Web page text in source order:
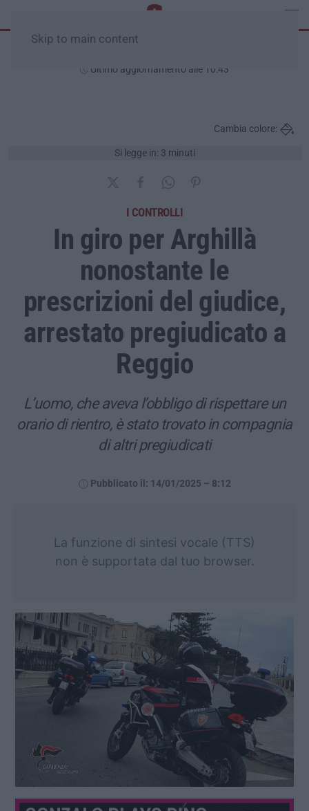
Skip to main content
Ultimo aggiornamento alle 10:43
Si legge in: 3 minuti
Cambia colore:
I CONTROLLI
In giro per Arghillà
nonostante le
prescrizioni del giudice,
arrestato pregiudicato a
Reggio
L’uomo, che aveva l’obbligo di rispettare un
orario di rientro, è stato trovato in compagnia
di altri pregiudicati
Pubblicato il: 14/01/2025 – 8:12
La funzione di sintesi vocale (TTS)
non è supportata dal tuo browser.